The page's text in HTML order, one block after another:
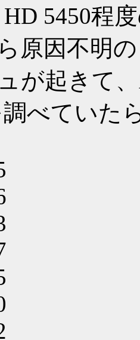
HD 5450程
原因不明の
が起きて
べていた